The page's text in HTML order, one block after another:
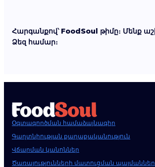
Հարգանքով՝ FoodSoul թիմը։ Մենք
Ձեզ համար։
Օգտագործման համաձայնագիր
Գաղտնիության քաղաքականություն
Վճարման կանոններ
Ծառայությունների մատուցման պայմաններ